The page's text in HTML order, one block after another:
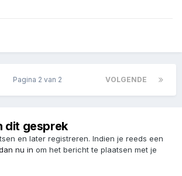
VOLGENDE
Pagina 2 van 2
dit gesprek
en later registreren. Indien je reeds een
nu in om het bericht te plaatsen met je